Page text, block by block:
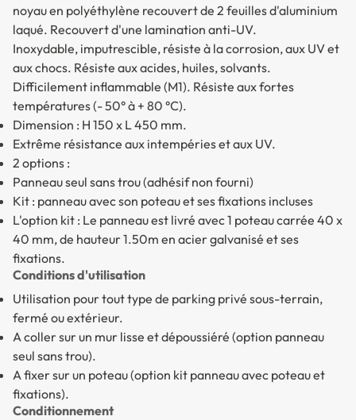
noyau en polyéthylène recouvert de 2 feuilles d'aluminium
laqué. Recouvert d'une lamination anti-UV.
Inoxydable, imputrescible, résiste à la corrosion, aux UV et
aux chocs. Résiste aux acides, huiles, solvants.
Difficilement inflammable (M1). Résiste aux fortes
températures (- 50° à + 80 °C).
Dimension : H 150 x L 450 mm.
Extrême résistance aux intempéries et aux UV.
2 options :
Panneau seul sans trou (adhésif non fourni)
Kit : panneau avec son poteau et ses fixations incluses
L'option kit : Le panneau est livré avec 1 poteau carrée 40 x
40 mm, de hauteur 1.50m en acier galvanisé et ses
fixations.
Conditions d'utilisation
Utilisation pour tout type de parking privé sous-terrain,
fermé ou extérieur.
A coller sur un mur lisse et dépoussiéré (option panneau
seul sans trou).
A fixer sur un poteau (option kit panneau avec poteau et
fixations).
Conditionnement